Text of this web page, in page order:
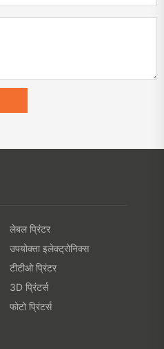
लेबल प्रिंटर
उपयोक्ता इलेक्ट्रोनिक्स
टीटीओ प्रिंटर
3D प्रिंटर्स
फोटो प्रिंटर्स